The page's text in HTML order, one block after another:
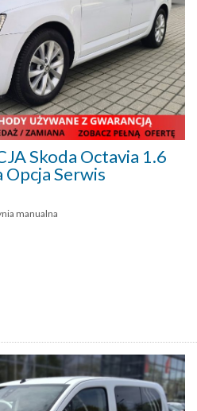
Skoda Octavia 1.6
Serwis
manualna